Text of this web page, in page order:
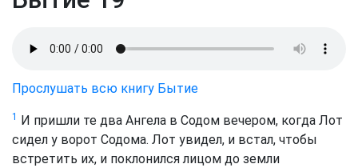
Прослушать всю книгу Бытие
1 И пришли те два Ангела в Содом вечером, когда Лот
сидел у ворот Содома. Лот увидел, и встал, чтобы
встретить их, и поклонился лицом до земли